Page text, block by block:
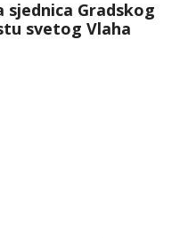
sjednica Gradskog
svetog Vlaha